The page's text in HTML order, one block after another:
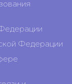
Федерации